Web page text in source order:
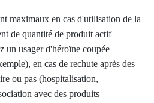
maximaux en cas d'utilisation de la
de quantité de produit actif
un usager d'héroïne coupée
en cas de rechute après des
ou pas (hospitalisation,
avec des produits